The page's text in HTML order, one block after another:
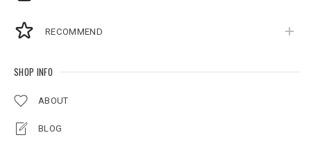
RECOMMEND
SHOP INFO
ABOUT
BLOG